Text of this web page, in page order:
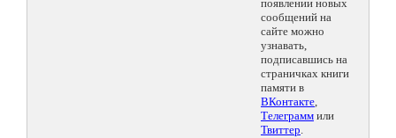
появлении новых
сообщений на
сайте можно
узнавать,
подписавшись на
страничках книги
памяти в
ВКонтакте,
Телеграмм или
Твиттер.